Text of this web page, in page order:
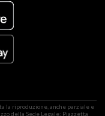
la riproduzione, anche parziale e
della Sede Legale: Piazzetta